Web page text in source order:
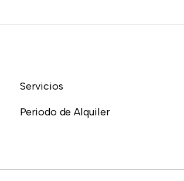
Servicios
Periodo de Alquiler